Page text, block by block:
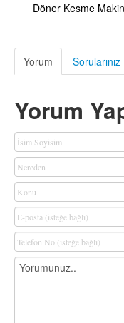
Döner Kesme
Yorum Sorularınız
Yorum